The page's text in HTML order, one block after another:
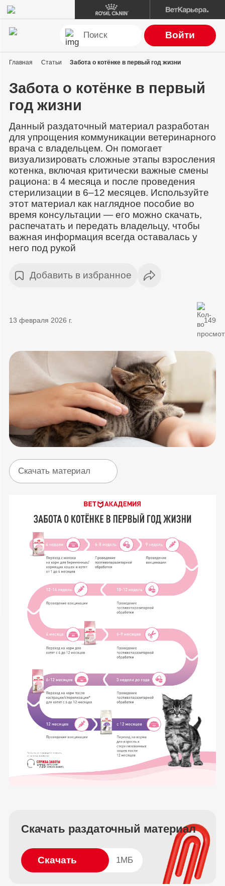
Войти
Главная Статьи Забота о котёнке в первый год жизни
Забота о котёнке в первый
год жизни
Данный раздаточный материал разработан
для упрощения коммуникации ветеринарного
врача с владельцем. Он помогает
визуализировать сложные этапы взросления
котенка, включая критически важные смены
рациона: в 4 месяца и после проведения
стерилизации в 6–12 месяцев. Используйте
этот материал как наглядное пособие во
время консультации — его можно скачать,
распечатать и передать владельцу, чтобы
важная информация всегда оставалась у
него под рукой
Добавить в избранное
13 февраля 2026 г. 149
Скачать материал
Скачать раздаточный материал
Скачать 1МБ